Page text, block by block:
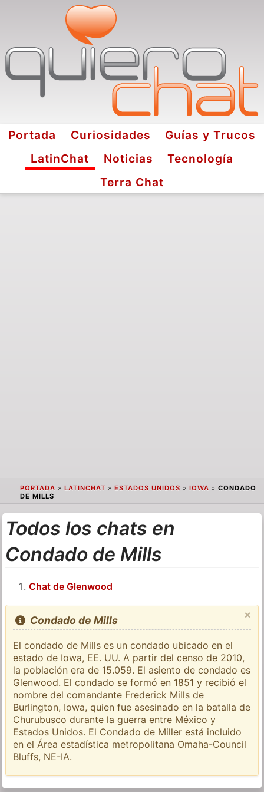
Portada Curiosidades
Guías y Trucos
LatinChat
Noticias
Tecnología
Terra Chat
PORTADA » LATINCHAT » ESTADOS UNIDOS » IOWA » CONDADO
DE MILLS
Todos los chats en
Condado de Mills
Chat de Glenwood
×
Condado de Mills
El condado de Mills es un condado ubicado en el
estado de Iowa, EE. UU. A partir del censo de 2010,
la población era de 15.059. El asiento de condado es
Glenwood. El condado se formó en 1851 y recibió el
nombre del comandante Frederick Mills de
Burlington, Iowa, quien fue asesinado en la batalla de
Churubusco durante la guerra entre México y
Estados Unidos. El Condado de Miller está incluido
en el Área estadística metropolitana Omaha-Council
Bluffs, NE-IA.